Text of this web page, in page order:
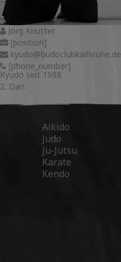
Jörg Knütter
[position]
kyudo@budoclubkarlsruhe.de
[phone_number]
Kyudo seit 1988
2. Dan
Aikido
Judo
Ju-Jutsu
Karate
Kendo